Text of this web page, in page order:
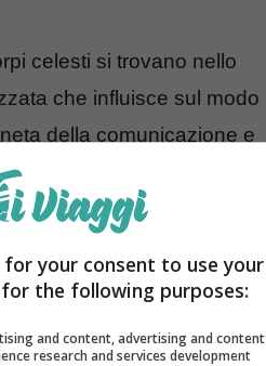
celesti si trovano nello
che influisce sul modo
della comunicazione e
e consapevolezza,
progetti, di esprimere
È un momento
le nostre convinzioni
your consent to use your
the following purposes:
and content, advertising and content
research and services development